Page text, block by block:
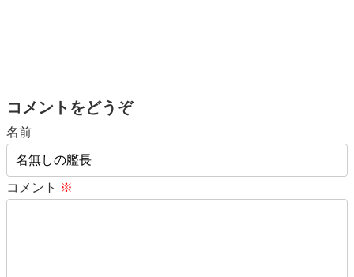
コメントをどうぞ
名前
コメント ※